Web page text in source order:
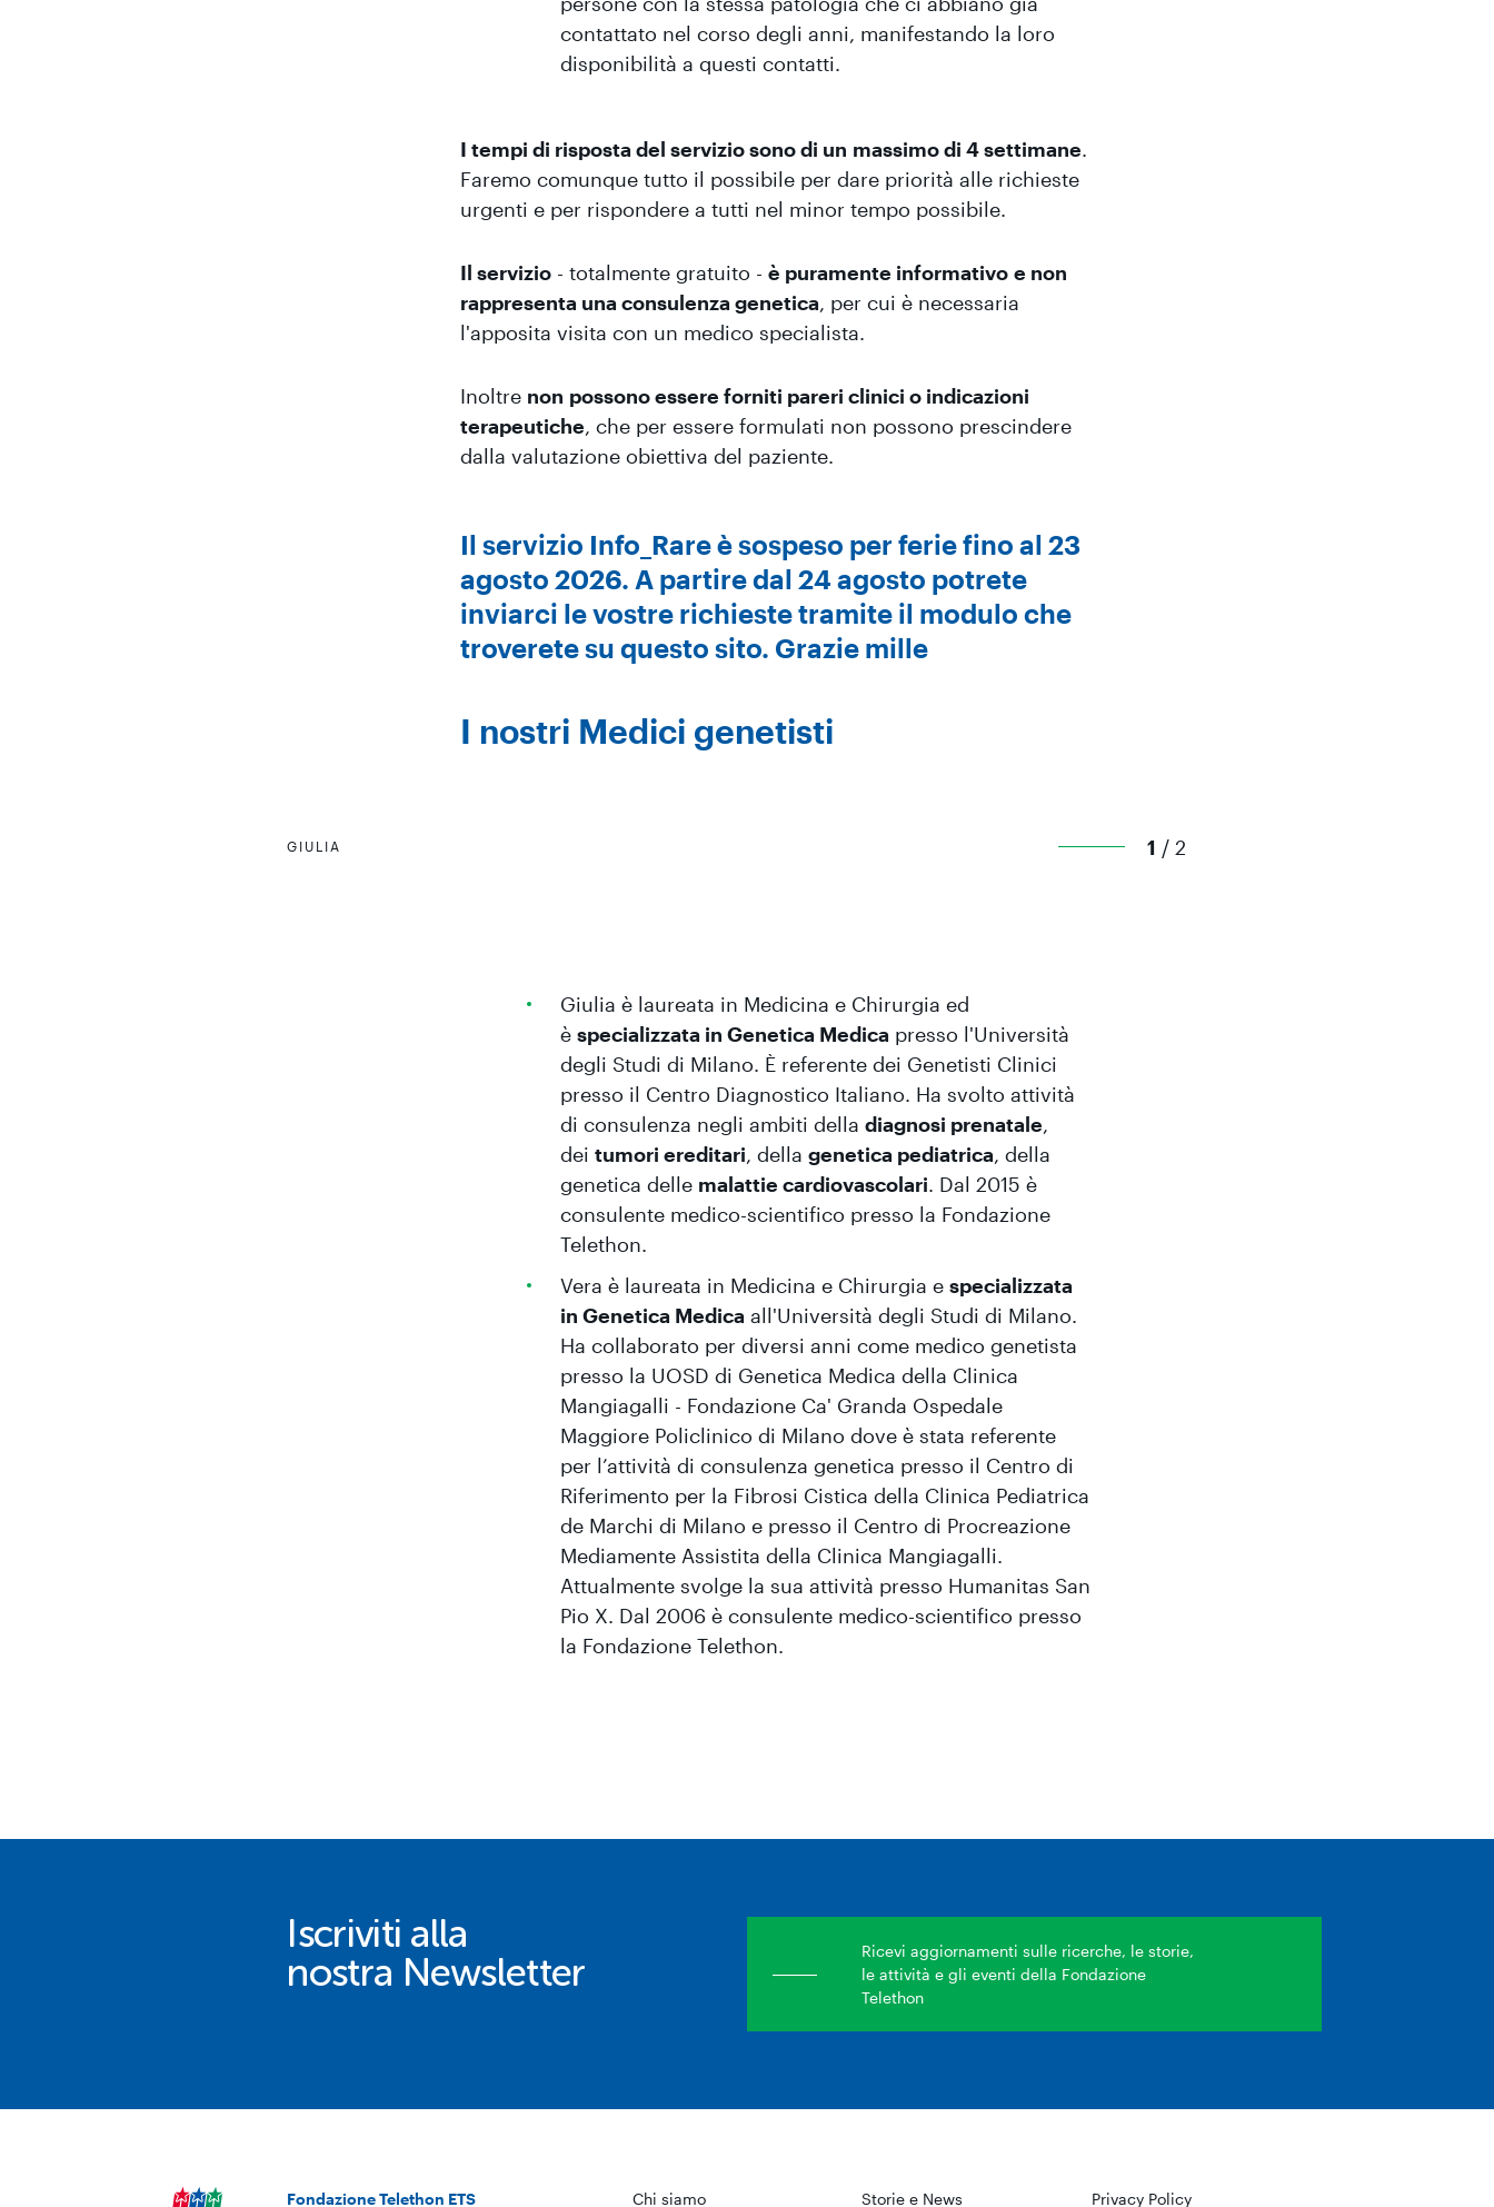
contattato nel corso degli anni, manifestando la loro
disponibilità a questi contatti.
I tempi di risposta del servizio sono di un massimo di 4 settimane.
Faremo comunque tutto il possibile per dare priorità alle richieste
urgenti e per rispondere a tutti nel minor tempo possibile.
Il servizio- totalmente gratuito - è puramente informativo e non
rappresenta una consulenza genetica, per cui è necessaria
l'apposita visita con un medico specialista.
Inoltre non possono essere forniti pareri clinici o indicazioni
terapeutiche, che per essere formulati non possono prescindere
dalla valutazione obiettiva del paziente.
Il servizio Info_Rare è sospeso per ferie fino al 23
agosto 2026. A partire dal 24 agosto potrete
inviarci le vostre richieste tramite il modulo che
troverete su questo sito. Grazie mille
I nostri Medici genetisti
GIULIA 1 / 2
Giulia è laureata in Medicina e Chirurgia ed
è specializzata in Genetica Medica presso l'Università
degli Studi di Milano. È referente dei Genetisti Clinici
presso il Centro Diagnostico Italiano. Ha svolto attività
di consulenza negli ambiti della diagnosi prenatale,
dei tumori ereditari, della genetica pediatrica, della
genetica delle malattie cardiovascolari. Dal 2015 è
consulente medico-scientifico presso la Fondazione
Telethon.
Vera è laureata in Medicina e Chirurgia e specializzata
in Genetica Medica all'Università degli Studi di Milano.
Ha collaborato per diversi anni come medico genetista
presso la UOSD di Genetica Medica della Clinica
Mangiagalli - Fondazione Ca' Granda Ospedale
Maggiore Policlinico di Milano dove è stata referente
per l’attività di consulenza genetica presso il Centro di
Riferimento per la Fibrosi Cistica della Clinica Pediatrica
de Marchi di Milano e presso il Centro di Procreazione
Mediamente Assistita della Clinica Mangiagalli.
Attualmente svolge la sua attività presso Humanitas San
Pio X. Dal 2006 è consulente medico-scientifico presso
la Fondazione Telethon.
Iscriviti alla
nostra Newsletter
Ricevi aggiornamenti sulle ricerche, le storie,
le attività e gli eventi della Fondazione
Telethon
Fondazione Telethon ETS Chi siamo Storie e News Privacy Policy